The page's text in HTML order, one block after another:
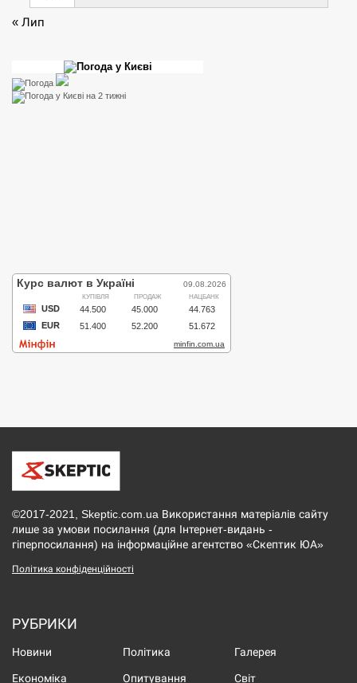
« Лип
©2017-2021, Skeptic.com.ua Використання матеріалів сайту
лише за умови посилання (для Інтернет-видань -
гіперпосилання) на інформаційне агентство «Скептик ЮА»
Політика конфіденційності
РУБРИКИ
Новини Політика Галерея
Економіка Опитування Світ